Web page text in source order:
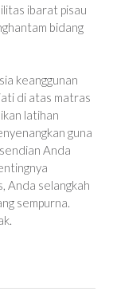
ibarat pisau
bidang
keanggunan
di atas matras
latihan
guna
Anda
Anda selangkah
sempurna.